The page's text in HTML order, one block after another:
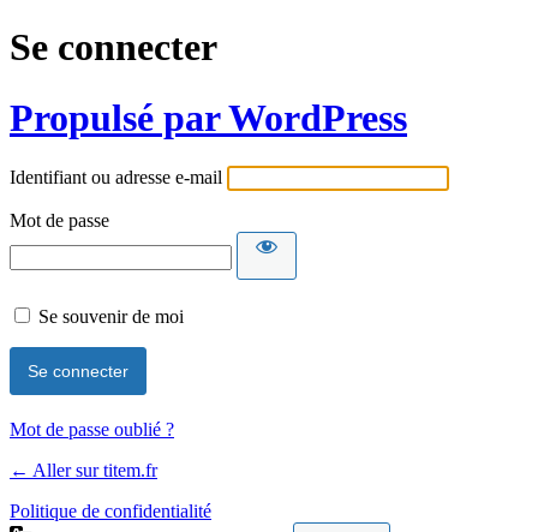
Se connecter
Propulsé par WordPress
Identifiant ou adresse e-mail
Mot de passe
Se souvenir de moi
Mot de passe oublié ?
← Aller sur titem.fr
Politique de confidentialité